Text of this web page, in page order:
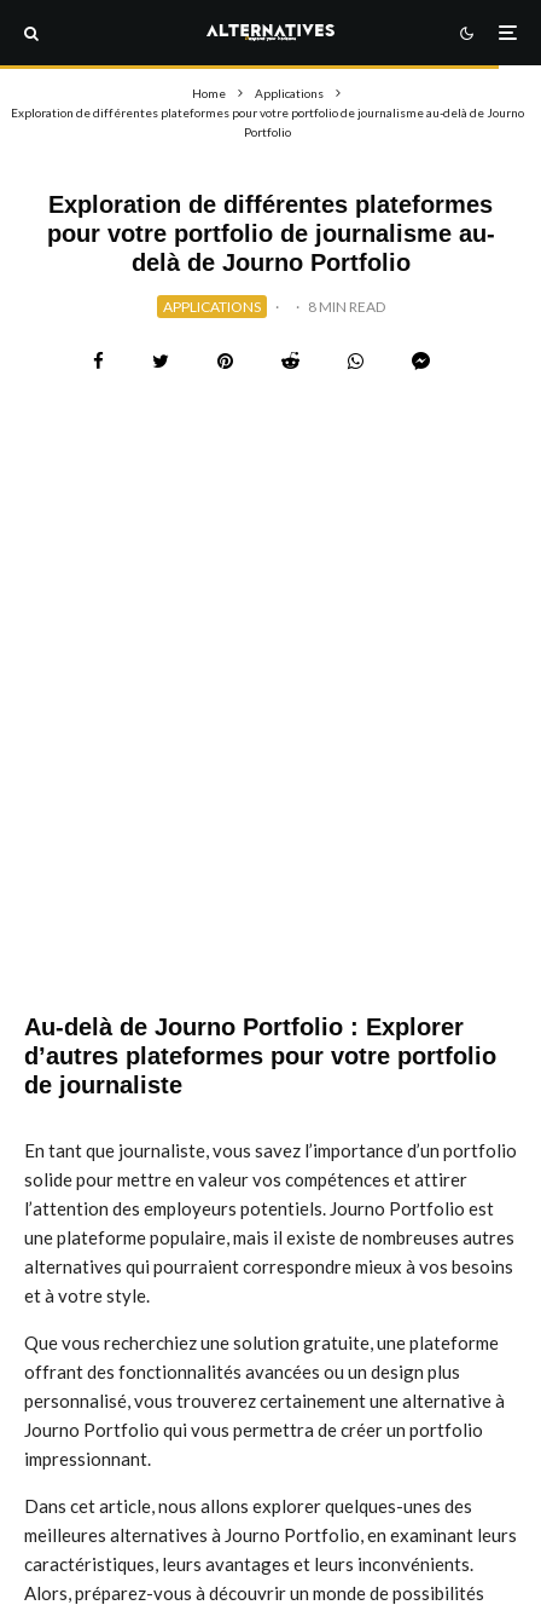
Home
Applications
Exploration de différentes plateformes pour votre portfolio de journalisme au-delà de Journo
Portfolio
Exploration de différentes plateformes
pour votre portfolio de journalisme au-
delà de Journo Portfolio
APPLICATIONS · · 8 MIN READ
Au-delà de Journo Portfolio : Explorer
d’autres plateformes pour votre portfolio
de journaliste
En tant que journaliste, vous savez l’importance d’un portfolio
solide pour mettre en valeur vos compétences et attirer
l’attention des employeurs potentiels. Journo Portfolio est
une plateforme populaire, mais il existe de nombreuses autres
alternatives qui pourraient correspondre mieux à vos besoins
et à votre style.
Que vous recherchiez une solution gratuite, une plateforme
offrant des fonctionnalités avancées ou un design plus
personnalisé, vous trouverez certainement une alternative à
Journo Portfolio qui vous permettra de créer un portfolio
impressionnant.
Dans cet article, nous allons explorer quelques-unes des
meilleures alternatives à Journo Portfolio, en examinant leurs
caractéristiques, leurs avantages et leurs inconvénients.
Alors, préparez-vous à découvrir un monde de possibilités